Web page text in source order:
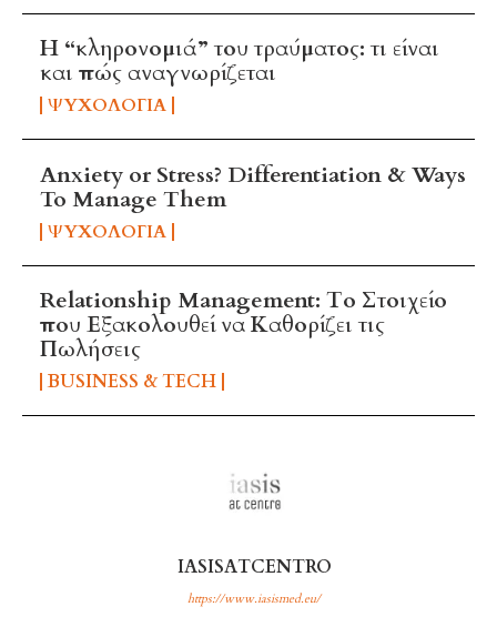
Η “κληρονομιά” του τραύματος: τι είναι
και πώς αναγνωρίζεται
ΨΥΧΟΛΟΓΊΑ
Anxiety or Stress? Differentiation & Ways
To Manage Them
ΨΥΧΟΛΟΓΊΑ
Relationship Management: Το Στοιχείο
που Εξακολουθεί να Καθορίζει τις
Πωλήσεις
BUSINESS & TECH
IASISATCENTRO
https://www.iasismed.eu/